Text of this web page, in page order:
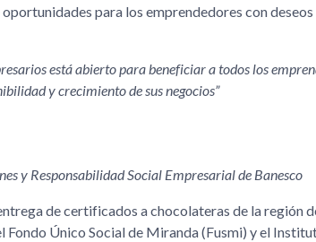
para los emprendedores con
está abierto para beneficiar a todos los
y crecimiento de sus negocios
y Responsabilidad Social Empresarial de Banesco
de certificados a chocolateras de la región
Fondo Único Social de Miranda (Fusmi) y el